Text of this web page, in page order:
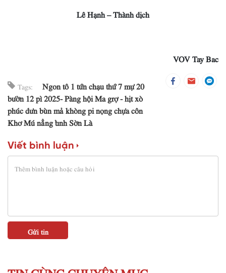
Lê Hạnh – Thành dịch
VOV Tay Bac
Tags:
Ngon tô 1 tứn chạu thứ 7 mự 20
bườn 12 pì 2025- Pàng hội Ma grợ - hịt xò
phúc dưn bùn mả khòng pi nọng chựa côn
Khơ Mú nẳng tỉnh Sờn Là
Viết bình luận